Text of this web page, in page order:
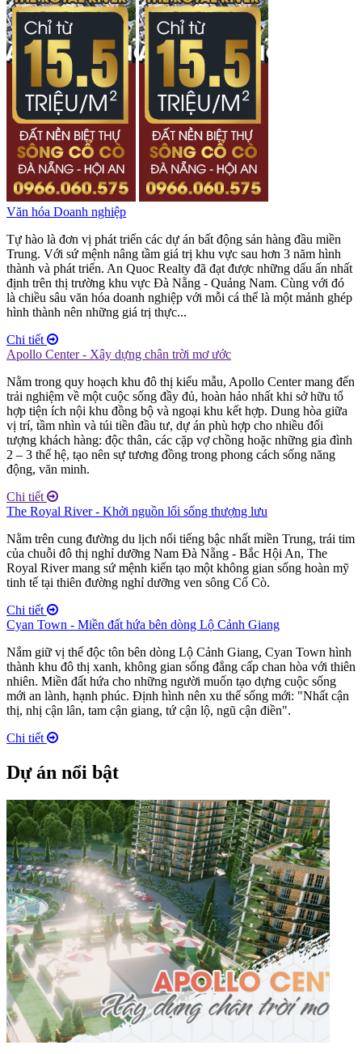
Văn hóa Doanh nghiệp
Tự hào là đơn vị phát triển các dự án bất động sản hàng đầu miền
Trung. Với sứ mệnh nâng tầm giá trị khu vực sau hơn 3 năm hình
thành và phát triển. An Quoc Realty đã đạt được những dấu ấn nhất
định trên thị trường khu vực Đà Nẵng - Quảng Nam. Cùng với đó
là chiều sâu văn hóa doanh nghiệp với mỗi cá thể là một mảnh ghép
hình thành nên những giá trị thực...
Chi tiết
Apollo Center - Xây dựng chân trời mơ ước
Nằm trong quy hoạch khu đô thị kiểu mẫu, Apollo Center mang đến
trải nghiệm về một cuộc sống đầy đủ, hoàn hảo nhất khi sở hữu tổ
hợp tiện ích nội khu đồng bộ và ngoại khu kết hợp. Dung hòa giữa
vị trí, tầm nhìn và túi tiền đầu tư, dự án phù hợp cho nhiều đối
tượng khách hàng: độc thân, các cặp vợ chồng hoặc những gia đình
2 – 3 thế hệ, tạo nên sự tương đồng trong phong cách sống năng
động, văn minh.
Chi tiết
The Royal River - Khởi nguồn lối sống thượng lưu
Nằm trên cung đường du lịch nổi tiếng bậc nhất miền Trung, trái tim
của chuỗi đô thị nghỉ dưỡng Nam Đà Nẵng - Bắc Hội An, The
Royal River mang sứ mệnh kiến tạo một không gian sống hoàn mỹ
tinh tế tại thiên đường nghỉ dưỡng ven sông Cổ Cò.
Chi tiết
Cyan Town - Miền đất hứa bên dòng Lộ Cảnh Giang
Nắm giữ vị thế độc tôn bên dòng Lộ Cảnh Giang, Cyan Town hình
thành khu đô thị xanh, không gian sống đẳng cấp chan hòa với thiên
nhiên. Miền đất hứa cho những người muốn tạo dựng cuộc sống
mới an lành, hạnh phúc. Định hình nên xu thế sống mới: "Nhất cận
thị, nhị cận lân, tam cận giang, tứ cận lộ, ngũ cận điền".
Chi tiết
Dự án nổi bật